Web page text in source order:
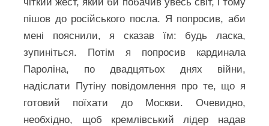
пішов до російського посла. Я попросив, аби
мені пояснили, я сказав їм: будь ласка,
зупиніться. Потім я попросив кардинала
Пароліна, по двадцятьох днях війни,
надіслати Путіну повідомлення про те, що я
готовий поїхати до Москви. Очевидно,
необхідно, щоб кремлівський лідер надав